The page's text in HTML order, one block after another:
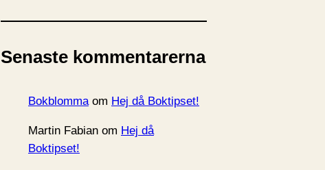
k
v
Senaste kommentarerna
Bokblommaom Hej då Boktipset!
Martin Fabian om Hej då
Boktipset!